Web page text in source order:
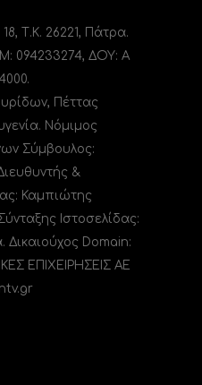
Τ.Κ. 26221, Πάτρα.
094233274, ΔΟΥ: A
Πέττας
Νόμιμος
Σύμβουλος:
&
Καμπιώτης
Ιστοσελίδας:
Domain:
ΕΠΙΧΕΙΡΗΣΕΙΣ ΑΕ